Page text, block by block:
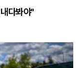
다봐야"